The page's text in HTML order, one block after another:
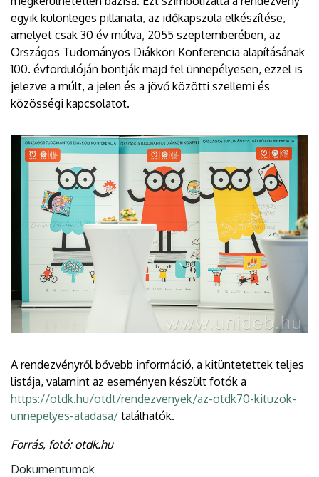
egyik különleges pillanata, az időkapszula elkészítése,
amelyet csak 30 év múlva, 2055 szeptemberében, az
Országos Tudományos Diákköri Konferencia alapításának
100. évfordulóján bontják majd fel ünnepélyesen, ezzel is
jelezve a múlt, a jelen és a jövő közötti szellemi és
közösségi kapcsolatot.
A rendezvényről bővebb információ, a kitüntetettek teljes
listája, valamint az eseményen készült fotók a
https://otdk.hu/otdt/rendezvenyek/az-otdk70-kituzok-
unnepelyes-atadasa/ találhatók.
Forrás, fotó: otdk.hu
Dokumentumok